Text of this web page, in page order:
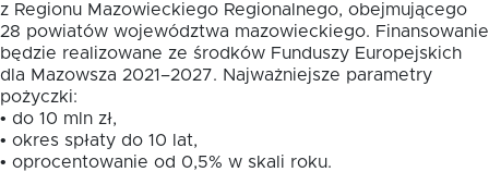
Pożyczka rozwojowa TISE – NOWOŚĆ!
Oferta dla MSP
z Regionu Mazowieckiego Regionalnego, obejmującego
28 powiatów województwa mazowieckiego. Finansowanie
będzie realizowane ze środków Funduszy Europejskich
dla Mazowsza 2021–2027. Najważniejsze parametry
pożyczki:
• do 10 mln zł,
• okres spłaty do 10 lat,
• oprocentowanie od 0,5% w skali roku.